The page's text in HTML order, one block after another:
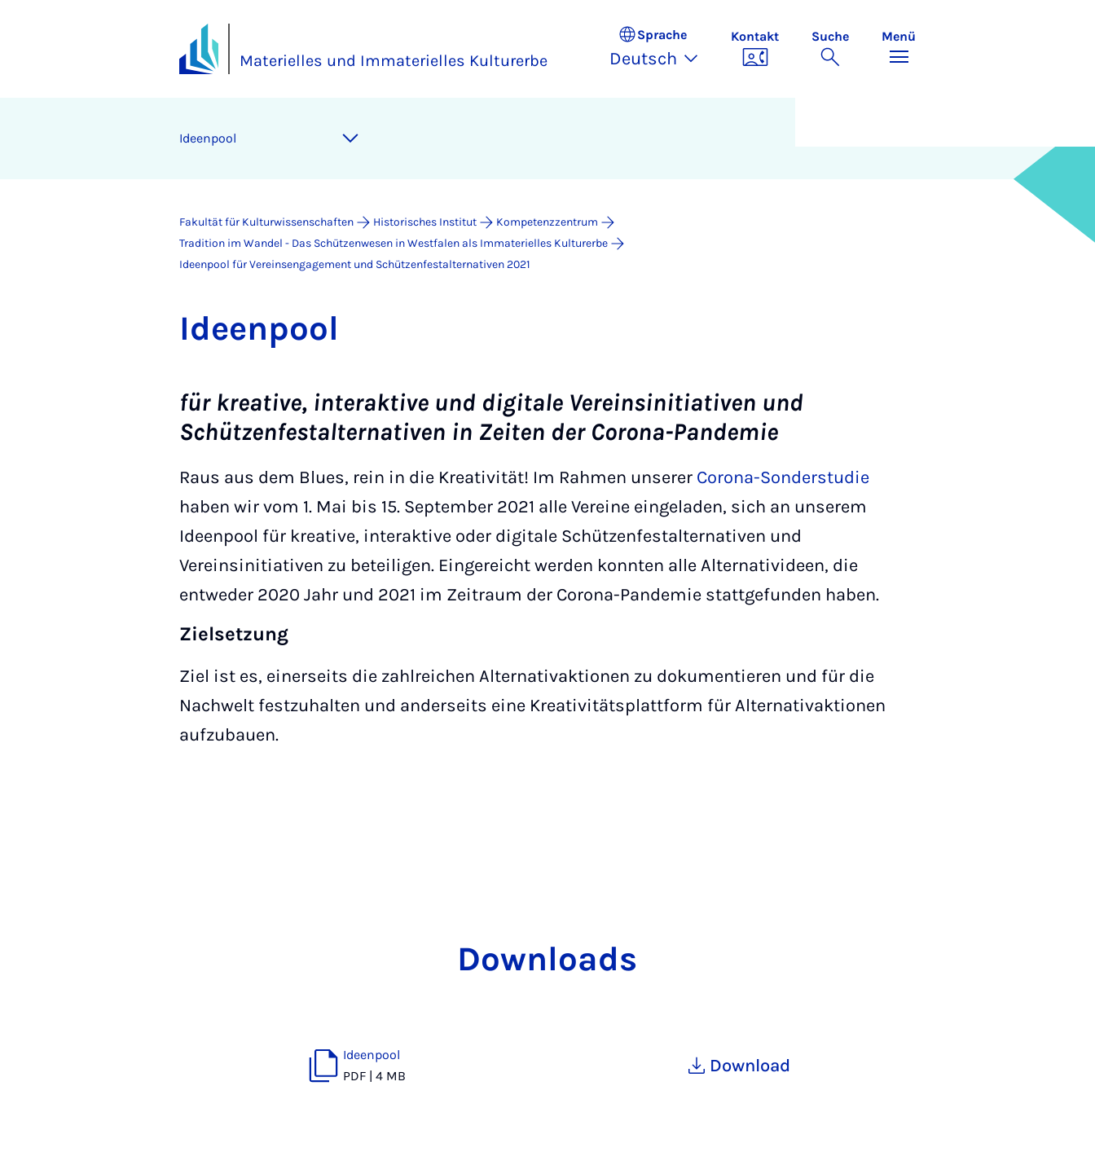
Materielles und Immaterielles Kulturerbe
Sprache
Deutsch
Kontakt Suche Menü
Ide­en­pool
Fakultät für Kulturwissenschaften Historisches Institut
Kompetenzzentrum
Tradition im Wandel - Das Schützenwesen in Westfalen als Immaterielles Kulturerbe
Ideenpool für Vereinsengagement und Schützenfestalternativen 2021
Ide­en­pool
für kreative, interaktive und digitale Vereinsinitiativen und
Schützenfestalternativen in Zeiten der Corona-Pandemie
Raus aus dem Blues, rein in die Kreativität! Im Rahmen unserer Corona-Sonderstudie
haben wir vom 1. Mai bis 15. September 2021 alle Vereine eingeladen, sich an unserem
Ideenpool für kreative, interaktive oder digitale Schützenfestalternativen und
Vereinsinitiativen zu beteiligen. Eingereicht werden konnten alle Alternativideen, die
entweder 2020 Jahr und 2021 im Zeitraum der Corona-Pandemie stattgefunden haben.
Zielsetzung
Ziel ist es, einerseits die zahlreichen Alternativaktionen zu dokumentieren und für die
Nachwelt festzuhalten und anderseits eine Kreativitätsplattform für Alternativaktionen
aufzubauen.
Downloads
Ideenpool
PDF | 4 MB Download